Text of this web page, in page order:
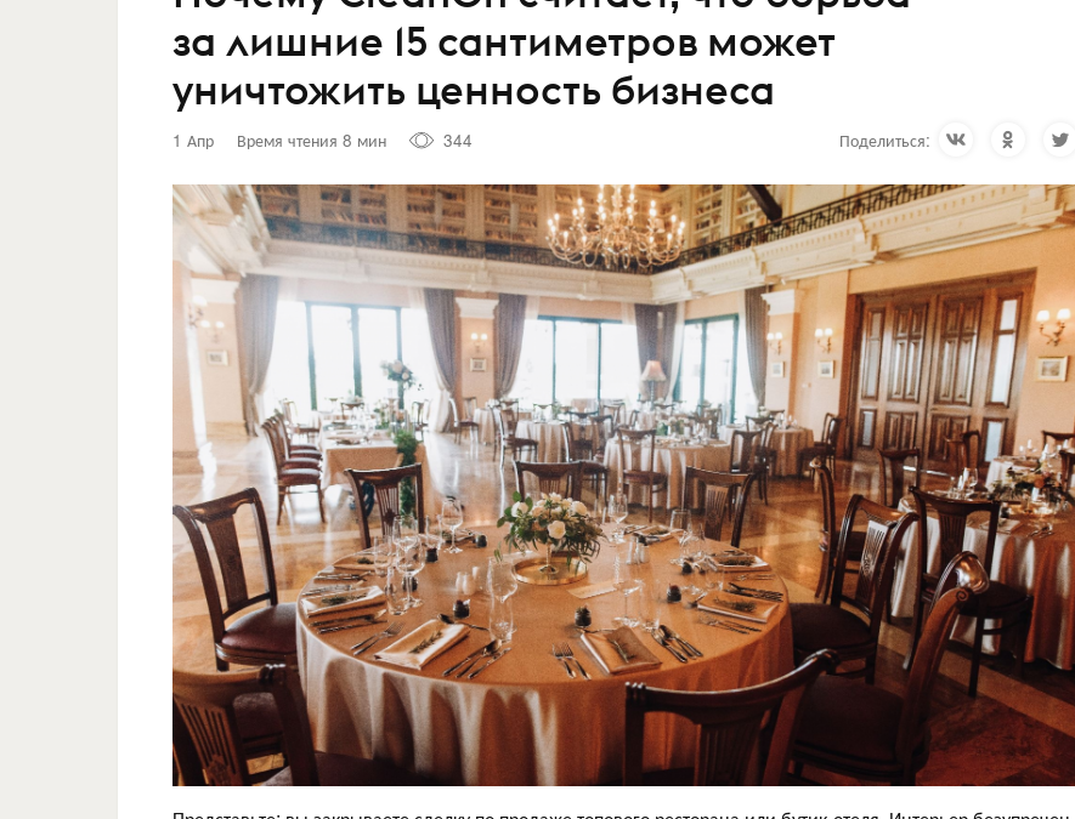
за лишние 15 сантиметров может
уничтожить ценность бизнеса
1 Апр Время чтения 8 мин 344 Поделиться: